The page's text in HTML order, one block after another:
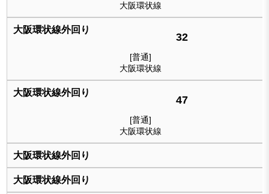
大阪環状線
32
[普通]
大阪環状線
47
[普通]
大阪環状線